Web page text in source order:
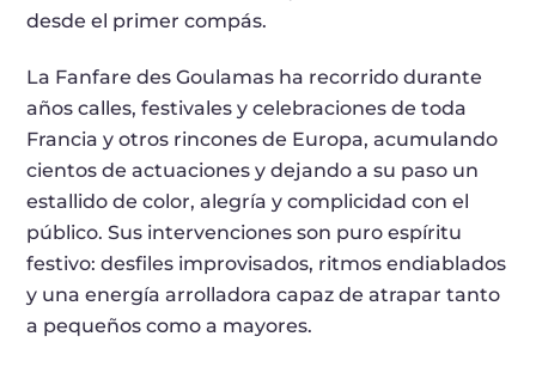
desde el primer compás.
La Fanfare des Goulamas ha recorrido durante
años calles, festivales y celebraciones de toda
Francia y otros rincones de Europa, acumulando
cientos de actuaciones y dejando a su paso un
estallido de color, alegría y complicidad con el
público. Sus intervenciones son puro espíritu
festivo: desfiles improvisados, ritmos endiablados
y una energía arrolladora capaz de atrapar tanto
a pequeños como a mayores.